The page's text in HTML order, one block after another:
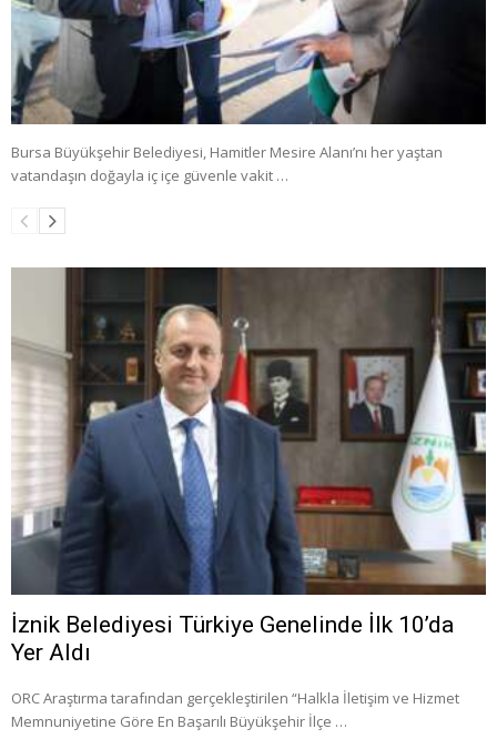
Bursa Büyükşehir Belediyesi, Hamitler Mesire Alanı’nı her yaştan
vatandaşın doğayla iç içe güvenle vakit …
İznik Belediyesi Türkiye Genelinde İlk 10’da
Yer Aldı
ORC Araştırma tarafından gerçekleştirilen “Halkla İletişim ve Hizmet
Memnuniyetine Göre En Başarılı Büyükşehir İlçe …